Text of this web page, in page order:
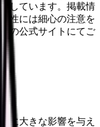
しています。掲載情
性には細心の注意を
の公式サイトにてご
に大きな影響を与え